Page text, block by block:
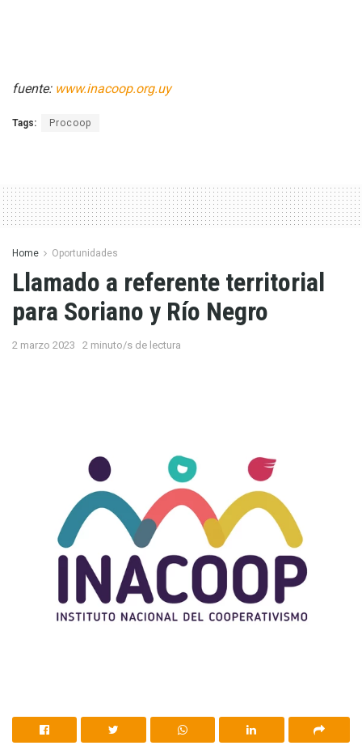
fuente: www.inacoop.org.uy
Tags: Procoop
Home Oportunidades
Llamado a referente territorial
para Soriano y Río Negro
2 marzo 2023 2 minuto/s de lectura